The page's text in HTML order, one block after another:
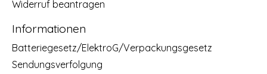
Widerruf beantragen
Informationen
Batteriegesetz/ElektroG/Verpackungsgesetz
Sendungsverfolgung